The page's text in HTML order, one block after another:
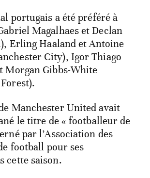
portugais a été préféré à
Magalhaes et Declan
Erling Haaland et Antoine
City), Igor Thiago
Morgan Gibbs-White
Manchester United avait
le titre de « footballeur de
par l’Association des
football pour ses
cette saison.